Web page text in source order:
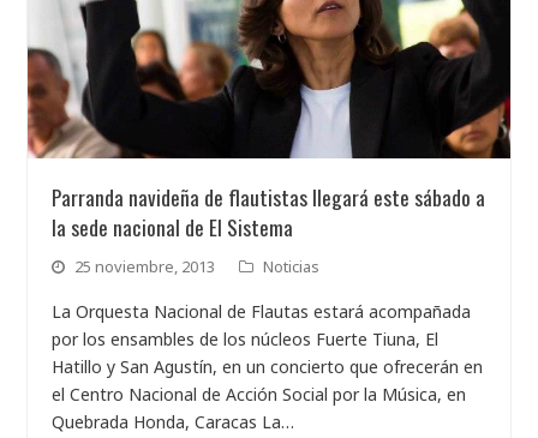
Parranda navideña de flautistas llegará este sábado a
la sede nacional de El Sistema
25 noviembre, 2013 Noticias
La Orquesta Nacional de Flautas estará acompañada
por los ensambles de los núcleos Fuerte Tiuna, El
Hatillo y San Agustín, en un concierto que ofrecerán en
el Centro Nacional de Acción Social por la Música, en
Quebrada Honda, Caracas La…